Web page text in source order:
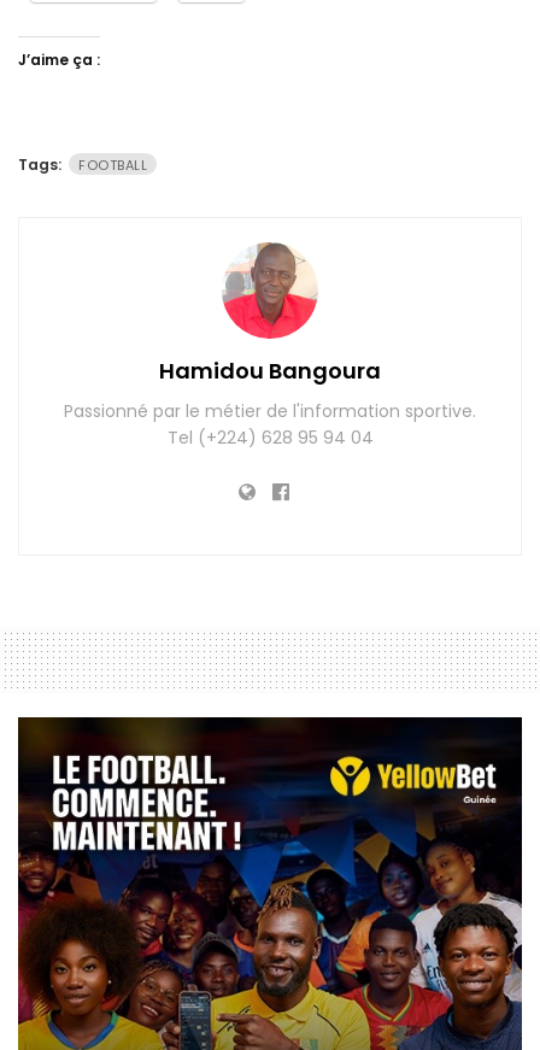
J’aime ça :
Tags: FOOTBALL
Hamidou Bangoura
Passionné par le métier de l'information sportive.
Tel (+224) 628 95 94 04